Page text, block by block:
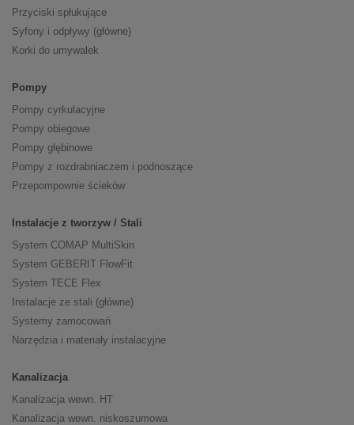
Przyciski spłukujące
Syfony i odpływy (główne)
Korki do umywalek
Pompy
Pompy cyrkulacyjne
Pompy obiegowe
Pompy głębinowe
Pompy z rozdrabniaczem i podnoszące
Przepompownie ścieków
Instalacje z tworzyw / Stali
System COMAP MultiSkin
System GEBERIT FlowFit
System TECE Flex
Instalacje ze stali (główne)
Systemy zamocowań
Narzędzia i materiały instalacyjne
Kanalizacja
Kanalizacja wewn. HT
Kanalizacja wewn. niskoszumowa